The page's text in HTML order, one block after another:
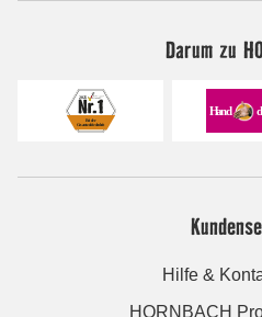
Darum zu
Hilfe &
HORNBACH